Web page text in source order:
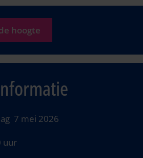
hoogte
7 mei 2026
uur